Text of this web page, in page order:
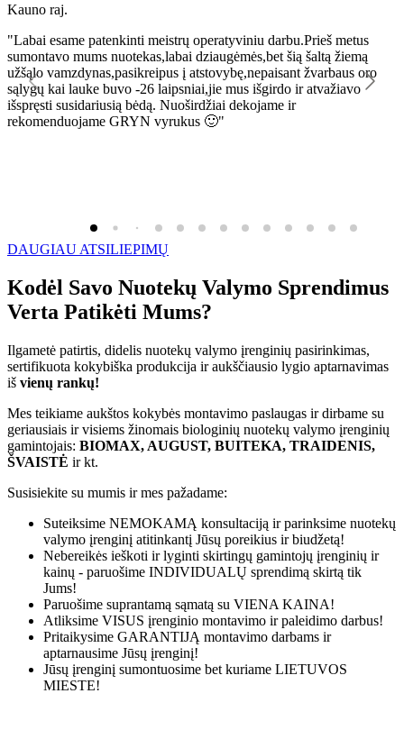
Kauno raj.
"Labai esame patenkinti meistrų operatyviniu darbu.Prieš metus
sumontavo mums nuotekas,labai dziaugėmės,bet šią šaltą žiemą
užšąlo vamzdynas,pasikreipus į atstovybę,nepaisant žvarbaus oro
sąlygų kai lauke buvo -26 laipsniai,jie mus išgirdo ir atvažiavo
išspręsti susidariusią bėdą. Nuoširdžiai dekojame ir
rekomenduojame GRYN vyrukus 🙂"
DAUGIAU ATSILIEPIMŲ
Kodėl Savo Nuotekų Valymo Sprendimus
Verta Patikėti Mums?
Ilgametė patirtis, didelis nuotekų valymo įrenginių pasirinkimas,
sertifikuota kokybiška produkcija ir aukščiausio lygio aptarnavimas
iš vienų rankų!
Mes teikiame aukštos kokybės montavimo paslaugas ir dirbame su
geriausiais ir visiems žinomais biologinių nuotekų valymo įrenginių
gamintojais: BIOMAX, AUGUST, BUITEKA, TRAIDENIS,
ŠVAISTĖ ir kt.
Susisiekite su mumis ir mes pažadame:
Suteiksime NEMOKAMĄ konsultaciją ir parinksime nuotekų
valymo įrenginį atitinkantį Jūsų poreikius ir biudžetą!
Nebereikės ieškoti ir lyginti skirtingų gamintojų įrenginių ir
kainų - paruošime INDIVIDUALŲ sprendimą skirtą tik
Jums!
Paruošime suprantamą sąmatą su VIENA KAINA!
Atliksime VISUS įrenginio montavimo ir paleidimo darbus!
Pritaikysime GARANTIJĄ montavimo darbams ir
aptarnausime Jūsų įrenginį!
Jūsų įrenginį sumontuosime bet kuriame LIETUVOS
MIESTE!